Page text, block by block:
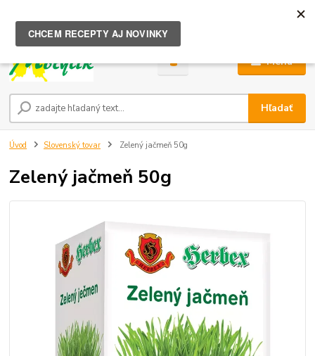
Menu
Hľadať
ks
0,00 €
Úvod Slovenský tovar Zelený jačmeň 50g
Zelený jačmeň 50g